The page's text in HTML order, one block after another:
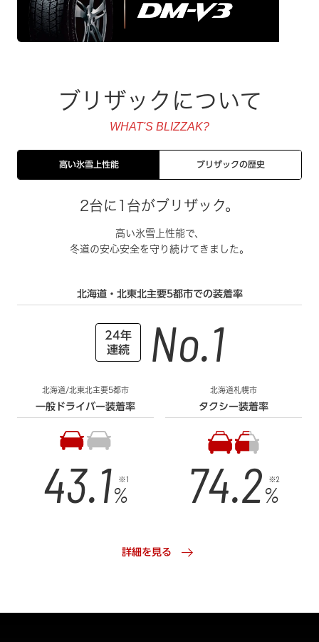
ブリザックについて
WHAT'S BLIZZAK?
高い氷雪上性能 ブリザックの歴史
2台に1台がブリザック。
高い氷雪上性能で、
冬道の安心安全を守り続けてきました。
北海道・北東北主要5都市での装着率
24年
連続
No.1
北海道/北東北主要5都市
一般ドライバー装着率
47.1 ※1
%
北海道札幌市
タクシー装着率
79.2 ※2
%
詳細を見る arrow_right_alt